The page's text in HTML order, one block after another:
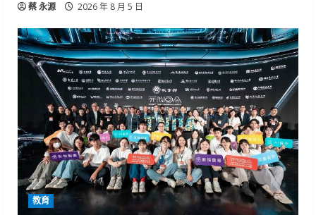
蔡 永源 2026 年 8 月 5 日
教育